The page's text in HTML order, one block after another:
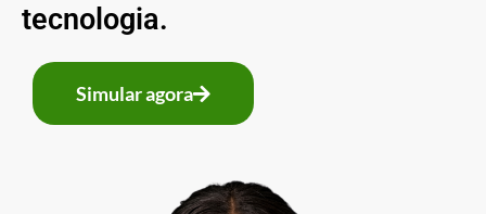
tecnologia.
Simular agora